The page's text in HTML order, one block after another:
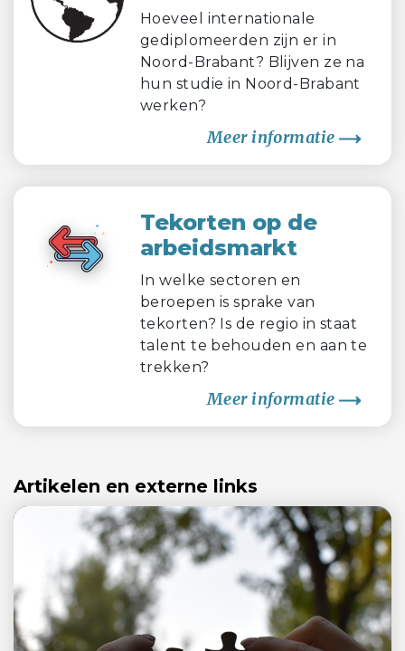
Hoeveel internationale
gediplomeerden zijn er in
Noord-Brabant? Blijven ze na
hun studie in Noord-Brabant
werken?
Meer informatie
Tekorten op de
arbeidsmarkt
In welke sectoren en
beroepen is sprake van
tekorten? Is de regio in staat
talent te behouden en aan te
trekken?
Meer informatie
Artikelen en externe links